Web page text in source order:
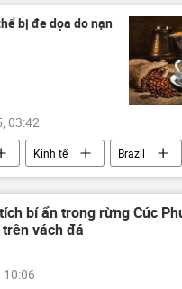
Những trang sử vàng
bị đe dọa do nạn
03:42
Kinh tế
Brazil
nghiệp
sinh thái
cà phê
bí ẩn trong rừng Cúc
vách đá
10:06